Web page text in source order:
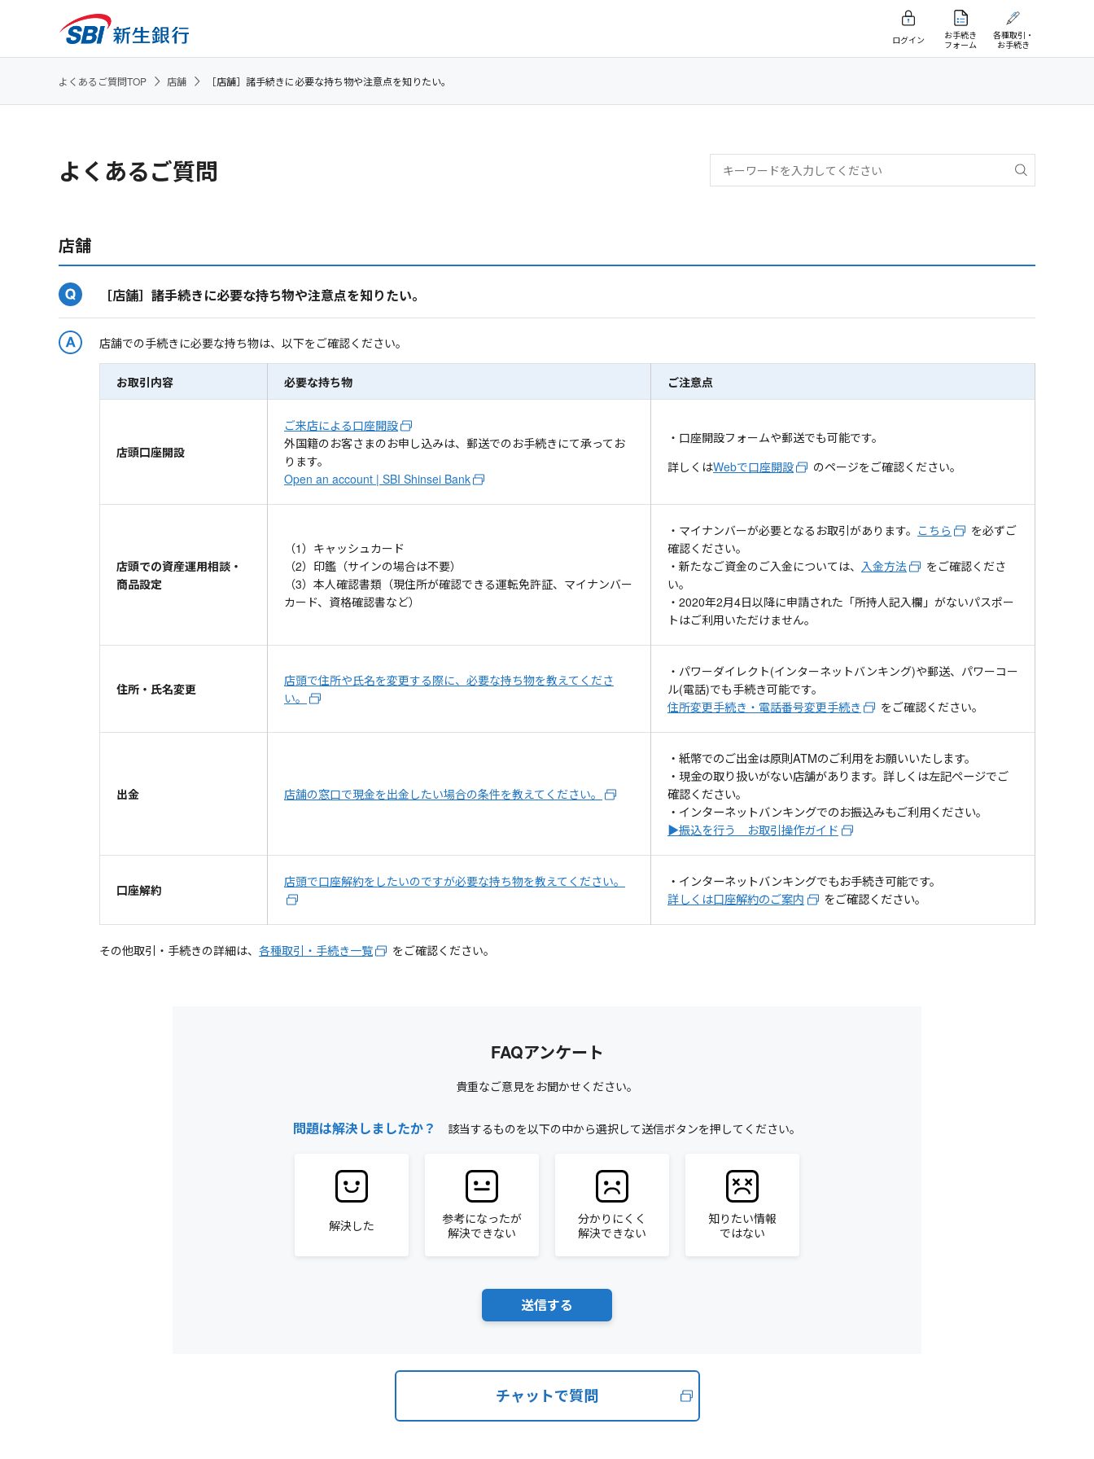
ログイン
お手続き
フォーム
各種取引・
お手続き
よくあるご質問TOP 店舗 ［店舗］諸手続きに必要な持ち物や注意点を知りたい。
よくあるご質問
店舗
［店舗］諸手続きに必要な持ち物や注意点を知りたい。
店舗での手続きに必要な持ち物は、以下をご確認ください。
お取引内容 必要な持ち物 ご注意点
店頭口座開設
ご来店による口座開設
外国籍のお客さまのお申し込みは、郵送でのお手続きにて承ってお
ります。
Open an account | SBI Shinsei Bank
・口座開設フォームや郵送でも可能です。
詳しくはWebで口座開設 のページをご確認ください。
店頭での資産運用相談・
商品設定
（1）キャッシュカード
（2）印鑑（サインの場合は不要）
（3）本人確認書類（現住所が確認できる運転免許証、マイナンバー
カード、資格確認書など）
・マイナンバーが必要となるお取引があります。 こちら
を必ずご
確認ください。
・新たなご資金のご入金については、 入金方法
をご確認くださ
い。
・2020年2月4日以降に申請された「所持人記入欄」がないパスポー
トはご利用いただけません。
住所・氏名変更
店頭で住所や氏名を変更する際に、必要な持ち物を教えてくださ
い。
・パワーダイレクト(インターネットバンキング)や郵送、パワーコー
ル(電話)でも手続き可能です。
住所変更手続き・電話番号変更手続き
をご確認ください。
出金 店舗の窓口で現金を出金したい場合の条件を教えてください。
・紙幣でのご出金は原則ATMのご利用をお願いいたします。
・現金の取り扱いがない店舗があります。詳しくは左記ページでご
確認ください。
・インターネットバンキングでのお振込みもご利用ください。
▶振込を行う お取引操作ガイド
口座解約
店頭で口座解約をしたいのですが必要な持ち物を教えてください。
・インターネットバンキングでもお手続き可能です。
詳しくは口座解約のご案内
をご確認ください。
その他取引・手続きの詳細は、 各種取引・手続き一覧 をご確認ください。
FAQアンケート
貴重なご意見をお聞かせください。
問題は解決しましたか？ 該当するものを以下の中から選択して送信ボタンを押してください。
解決した
参考になったが
解決できない
分かりにくく
解決できない
知りたい情報
ではない
チャットで質問